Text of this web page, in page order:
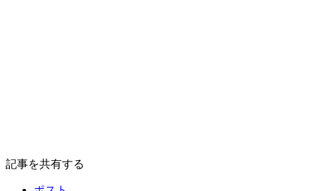
記事を共有する